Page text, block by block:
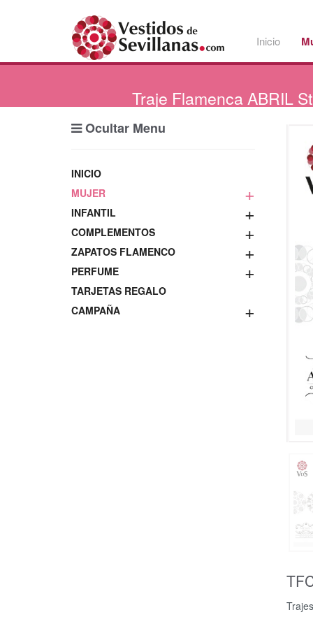
Inicio
Traje Flamenca ABRIL
Ocultar Menu
INICIO
+
MUJER
+
INFANTIL
+
COMPLEMENTOS
+
ZAPATOS FLAMENCO
+
PERFUME
TARJETAS REGALO
+
CAMPAÑA